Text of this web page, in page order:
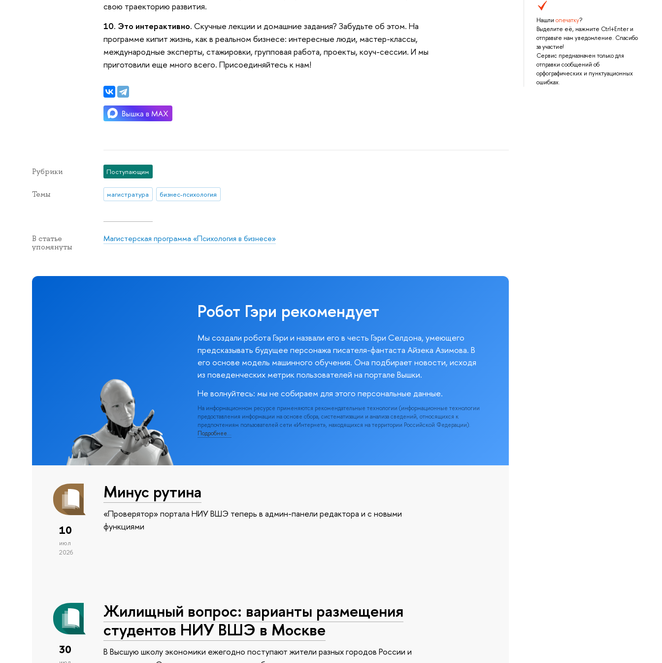
Нашли опечатку?
Выделите её, нажмите Ctrl+Enter и
отправьте нам уведомление. Спасибо
за участие!
Сервис предназначен только для
отправки сообщений об
орфографических и пунктуационных
ошибках.
свою траекторию развития.
10. Это интерактивно. Скучные лекции и домашние задания? Забудьте об этом. На
программе кипит жизнь, как в реальном бизнесе: интересные люди, мастер-классы,
международные эксперты, стажировки, групповая работа, проекты, коуч-сессии. И мы
приготовили еще много всего. Присоединяйтесь к нам!
Рубрики Поступающим
Темы магистратура бизнес-психология
В статье
упомянуты
Магистерская программа «Психология в бизнесе»
Робот Гэри рекомендует
Мы создали робота Гэри и назвали его в честь Гэри Селдона, умеющего
предсказывать будущее персонажа писателя-фантаста Айзека Азимова. В
его основе модель машинного обучения. Она подбирает новости, исходя
из поведенческих метрик пользователей на портале Вышки.
Не волнуйтесь: мы не собираем для этого персональные данные.
На информационном ресурсе применяются рекомендательные технологии (информационные технологии
предоставления информации на основе сбора, систематизации и анализа сведений, относящихся к
предпочтениям пользователей сети «Интернет», находящихся на территории Российской Федерации).
Подробнее…
10
июл
2026
Минус рутина
«Проверятор» портала НИУ ВШЭ теперь в админ-панели редактора и с новыми
функциями
30
Жилищный вопрос: варианты размещения
студентов НИУ ВШЭ в Москве
В Высшую школу экономики ежегодно поступают жители разных городов России и